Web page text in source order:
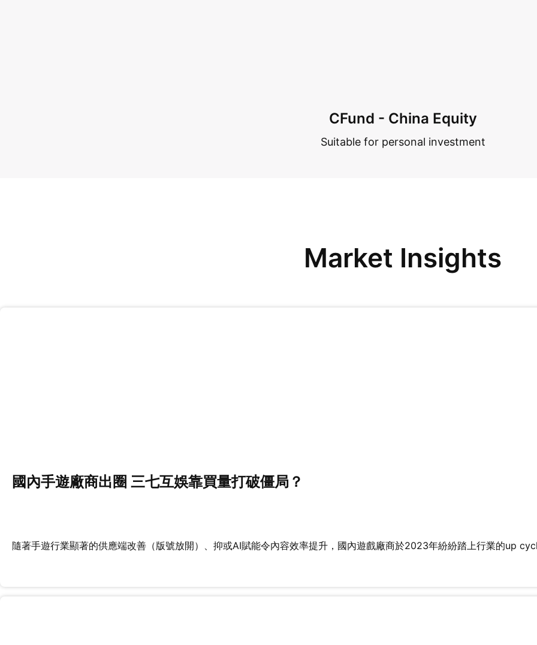
CFund - China Equity
Suitable for personal investment
Market Insights
國內手遊廠商出圈 三七互娛靠買量打破僵局？
隨著手遊行業顯著的供應端改善（版號放開）、抑或AI賦能令內容效率提升，國內遊戲廠商於2023年紛紛踏上行業的up